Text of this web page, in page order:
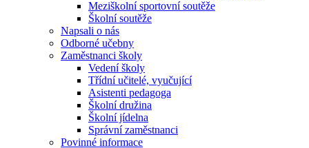
Meziškolní sportovní soutěže
Školní soutěže
Napsali o nás
Odborné učebny
Zaměstnanci školy
Vedení školy
Třídní učitelé, vyučující
Asistenti pedagoga
Školní družina
Školní jídelna
Správní zaměstnanci
Povinné informace